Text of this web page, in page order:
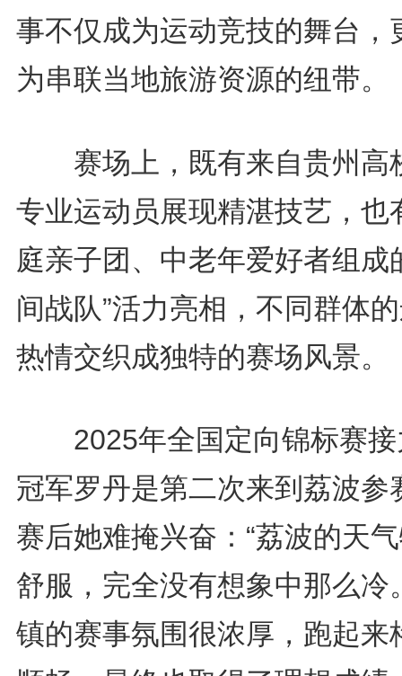
事不仅成为运动竞技的舞台，
为串联当地旅游资源的纽带。
赛场上，既有来自贵州高
专业运动员展现精湛技艺，也
庭亲子团、中老年爱好者组成
间战队”活力亮相，不同群体
热情交织成独特的赛场风景。
2025年全国定向锦标赛接
冠军罗丹是第二次来到荔波参
赛后她难掩兴奋：“荔波的天
舒服，完全没有想象中那么冷
镇的赛事氛围很浓厚，跑起来